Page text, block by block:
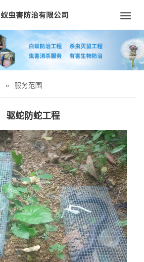
» 服务范围
驱蛇防蛇工程